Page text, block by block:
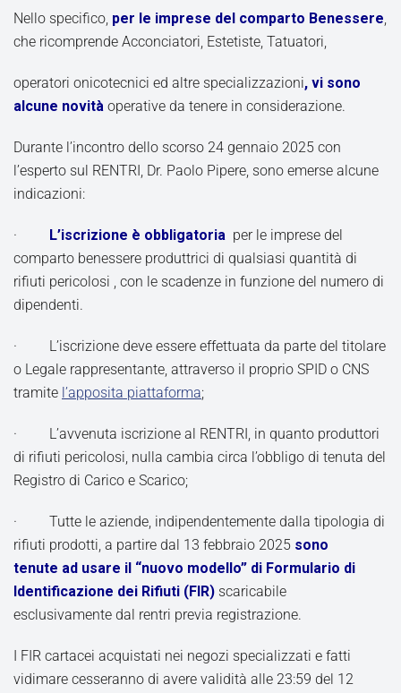
Nello specifico, per le imprese del comparto Benessere,
che ricomprende Acconciatori, Estetiste, Tatuatori,
operatori onicotecnici ed altre specializzazioni, vi sono
alcune novità operative da tenere in considerazione.
Durante l’incontro dello scorso 24 gennaio 2025 con
l’esperto sul RENTRI, Dr. Paolo Pipere, sono emerse alcune
indicazioni:
· L’iscrizione è obbligatoria per le imprese del
comparto benessere produttrici di qualsiasi quantità di
rifiuti pericolosi , con le scadenze in funzione del numero di
dipendenti.
· L’iscrizione deve essere effettuata da parte del titolare
o Legale rappresentante, attraverso il proprio SPID o CNS
tramite l’apposita piattaforma;
· L’avvenuta iscrizione al RENTRI, in quanto produttori
di rifiuti pericolosi, nulla cambia circa l’obbligo di tenuta del
Registro di Carico e Scarico;
· Tutte le aziende, indipendentemente dalla tipologia di
rifiuti prodotti, a partire dal 13 febbraio 2025 sono
tenute ad usare il “nuovo modello” di Formulario di
Identificazione dei Rifiuti (FIR) scaricabile
esclusivamente dal rentri previa registrazione.
I FIR cartacei acquistati nei negozi specializzati e fatti
vidimare cesseranno di avere validità alle 23:59 del 12